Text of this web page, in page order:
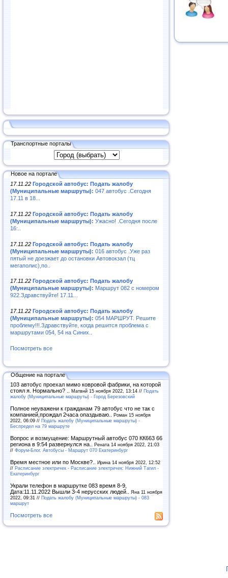
Транспортные порталы
Новое на портале
17.11.22 Городской автобус: Подать жалобу
(Муниципальные маршруты): 047 автобус .Сегодня
17.11 в 18...
17.11.22 Городской автобус: Подать жалобу
(Муниципальные маршруты): Ужасно! .Сегодня после
16:..
17.11.22 Городской автобус: Подать жалобу
(Муниципальные маршруты): 016 автобус .Уже раз
пятый не доезжает до остановки Автовокзал (тц
мегаполис),по..
17.11.22 Городской автобус: Подать жалобу
(Муниципальные маршруты): Маршрут 082 с номером
922.Здравствуйте! 17.11...
17.11.22 Городской автобус: Подать жалобу
(Муниципальные маршруты): 054 МАРШРУТ. Решите
проблему!!!.Здравствуйте, когда решится проблема с
маршрутами 054, 54 на Синих..
Посмотреть все
Общение на портале
103 автобус проехал мимо ковровой фабрики, на которой
стоял я. Нормально? .. Матвнй 15 ноября 2022, 13:14 // Подать
жалобу (Муниципальные маршруты) - Город Березовский
Полное неуважени к гражданам 79 автобус что не так с
компанией,прождал 2часа опаздываю.. Роман 15 ноября
2022, 06:09 // Подать жалобу (Муниципальные маршруты) -
Беспредел на 79 маршруте
Вопрос и возмущение: Маршрутный автобус 070 КК663 66
региона в 9:54 развернулся на.. Рената 14 ноября 2022, 21:03
// Форум-Блог. Автобусы - Маршрут 070 Екатеринбург
Время местное или по Москве?.. Ирина 14 ноября 2022, 12:52
// Расписание электричек - Расписание электричек: Нижний Тагил -
Екатеринбург
Украли телефон в маршрутке 083 время 8-9,
Дата:11.11.2022 Вышли 3-4 нерусских людей.. Яна 11 ноября
2022, 09:31 // Подать жалобу (Муниципальные маршруты) - 083
маршрут
Посмотреть все